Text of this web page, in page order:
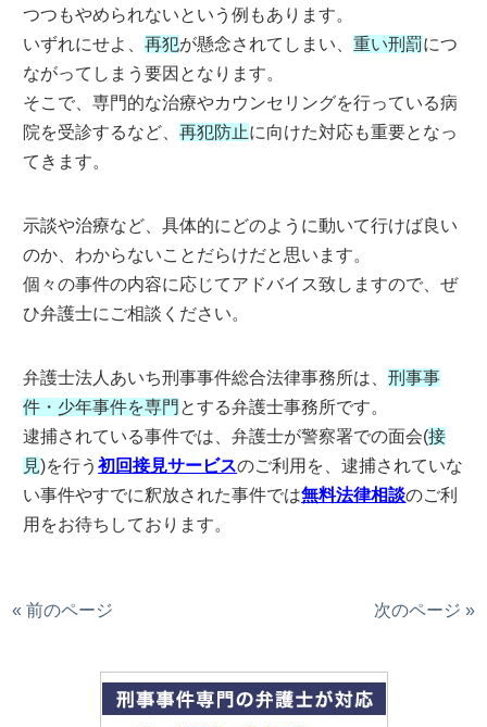
つつもやめられないという例もあります。
いずれにせよ、再犯が懸念されてしまい、重い刑罰につ
ながってしまう要因となります。
そこで、専門的な治療やカウンセリングを行っている病
院を受診するなど、再犯防止に向けた対応も重要となっ
てきます。
示談や治療など、具体的にどのように動いて行けば良い
のか、わからないことだらけだと思います。
個々の事件の内容に応じてアドバイス致しますので、ぜ
ひ弁護士にご相談ください。
弁護士法人あいち刑事事件総合法律事務所は、刑事事
件・少年事件を専門 とする弁護士事務所です。
逮捕されている事件では、弁護士が警察署での面会(接
見)を行う初回接見サービスのご利用を、逮捕されていな
い事件やすでに釈放された事件では無料法律相談のご利
用をお待ちしております。
« 前のページ 次のページ »